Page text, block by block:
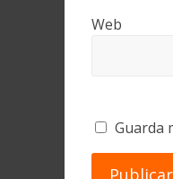
Web
Guarda